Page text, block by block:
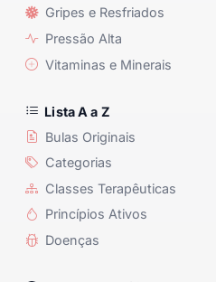
Gripes e Resfriados
Pressão Alta
Vitaminas e Minerais
Lista A a Z
Bulas Originais
Categorias
Classes Terapêuticas
Princípios Ativos
Doenças